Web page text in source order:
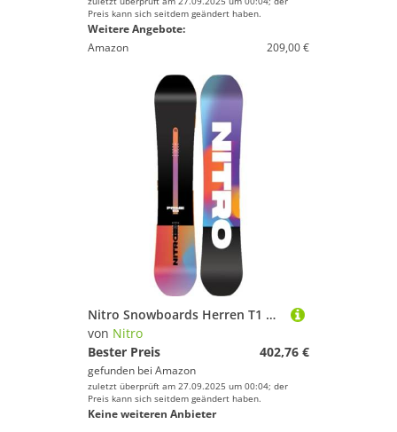
Preis kann sich seitdem geändert haben.
Weitere Angebote:
Amazon
209,00 €
Nitro Snowboards Herren T1 Wide Board ´25, Freestyleboard, Twin, Cam-Out Camber, Park
von Nitro
Bester Preis
402,76 €
gefunden bei Amazon
zuletzt überprüft am 27.09.2025 um 00:04; der
Preis kann sich seitdem geändert haben.
Keine weiteren Anbieter